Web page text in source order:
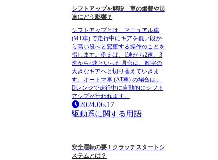
シフトアップを解説！車の燃費や加
速にどう影響？
シフトアップとは、マニュアル車
(MT車) で走行中にギアを低い段か
ら高い段へと変更する操作のことを
指します。例えば、1速から2速、3
速から4速といった具合に、数字の
大きなギアへと切り替えていきま
す。オートマ車 (AT車) の場合は、
Dレンジで走行中に自動的にシフト
アップが行われます。
2024.06.17
駆動系に関する用語
安全運転の要！クラッチスタートシ
ステムとは？